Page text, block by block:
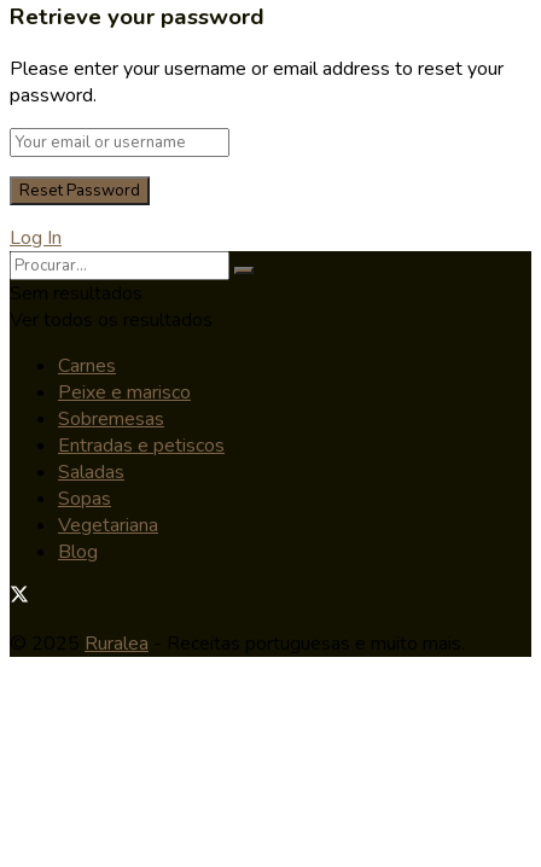
Retrieve your password
Please enter your username or email address to reset your
password.
Log In
Carnes
Peixe e marisco
Sobremesas
Entradas e petiscos
Saladas
Sopas
Vegetariana
Blog
Ruralea